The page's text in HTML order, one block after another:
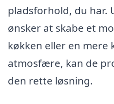
pladsforhold, du har.
ønsker at skabe et
køkken eller en mere
atmosfære, kan de
den rette løsning.